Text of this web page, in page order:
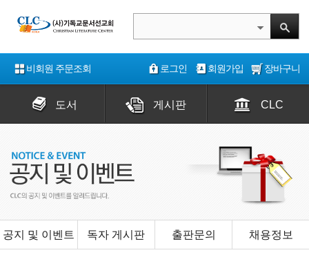
비회원 주문조회 로그인 회원가입 장바구니
도서 게시판 CLC
공지 및 이벤트 독자 게시판 출판문의 채용정보